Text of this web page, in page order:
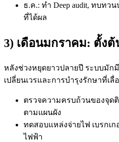
ธ.ค.: ทำ Deep audit, ทบทว
ที่ได้ผล
3) เดือนมกราคม: ตั้ง
หลังช่วงหยุดยาวปลายปี ระบบมัก
เปลี่ยนเวรและการบำรุงรักษาที่เลื่
ตรวจความครบถ้วนของจุด
ตามแผนผัง
ทดสอบแหล่งจ่ายไฟ เบรกเ
ไฟฟ้า